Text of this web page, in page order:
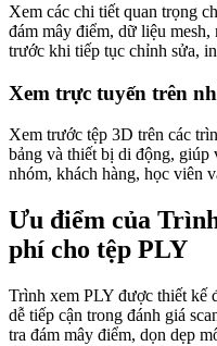
Xem các chi tiết quan trọng
đám mây điểm, dữ liệu
trước khi tiếp tục chỉnh sửa,
Xem trực tuyến trên
Xem trước tệp 3D trên các
bảng và thiết bị di động, giúp
nhóm, khách hàng, học viên
Ưu điểm của
phí cho tệp PLY
Trình xem PLY được thiết kế
dễ tiếp cận trong đánh giá
tra đám mây điểm, dọn dẹp